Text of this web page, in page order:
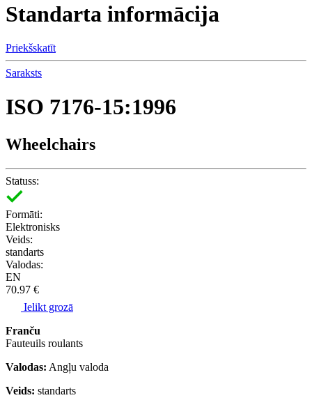
Standarta informācija
Priekšskatīt
Saraksts
ISO 7176-15:1996
Wheelchairs
Statuss:
Formāti:
Elektronisks
Veids:
standarts
Valodas:
EN
70.97 €
Ielikt grozā
Franču
Fauteuils roulants
Valodas: Angļu valoda
Veids: standarts